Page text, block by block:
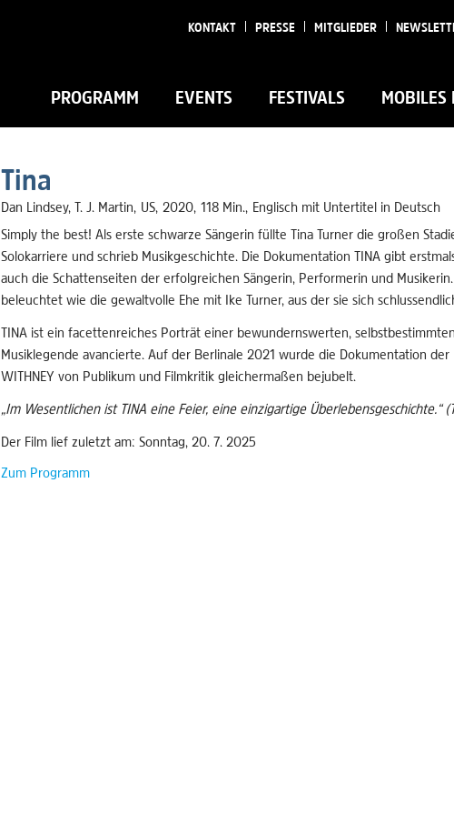
PROGRAMM EVENTS FESTIVALS MOBILES
KONTAKT PRESSE MITGLIEDER
Tina
Dan Lindsey, T. J. Martin US 2020 118 Min. Englisch mit Untertitel in Deutsch
Simply the best! Als erste schwarze Sängerin füllte Tina Turner die großen
Solokarriere und schrieb Musikgeschichte. Die Dokumentation TINA gibt
auch die Schattenseiten der erfolgreichen Sängerin, Performerin und
beleuchtet wie die gewaltvolle Ehe mit Ike Turner, aus der sie sich
TINA ist ein facettenreiches Porträt einer bewundernswerten,
Musiklegende avancierte. Auf der Berlinale 2021 wurde die Dokumentation der
WITHNEY von Publikum und Filmkritik gleichermaßen bejubelt.
„Im Wesentlichen ist TINA eine Feier, eine einzigartige Überlebensgeschichte.“
Der Film lief zuletzt am: Sonntag, 20. 7. 2025
Zum Programm